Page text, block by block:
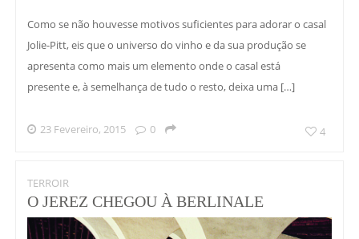
Como se não houvesse motivos suficientes para adorar o casal
Jolie-Pitt, eis que o universo do vinho e da sua produção se
apresenta como mais um elemento onde o casal está
presente e, à semelhança de tudo o resto, deixa uma […]
23 Fevereiro, 2015 0 4
TERROIR
O JEREZ CHEGOU À BERLINALE